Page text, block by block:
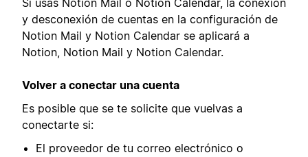
y desconexión de cuentas en la configuración de
Notion Mail y Notion Calendar se aplicará a
Notion, Notion Mail y Notion Calendar.
Volver a conectar una cuenta
Es posible que se te solicite que vuelvas a
conectarte si:
El proveedor de tu correo electrónico o